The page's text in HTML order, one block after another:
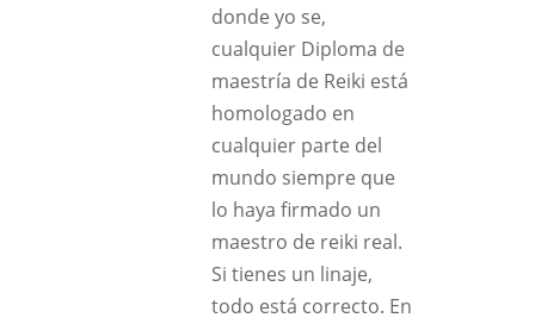
donde yo se,
cualquier Diploma de
maestría de Reiki está
homologado en
cualquier parte del
mundo siempre que
lo haya firmado un
maestro de reiki real.
Si tienes un linaje,
todo está correcto. En